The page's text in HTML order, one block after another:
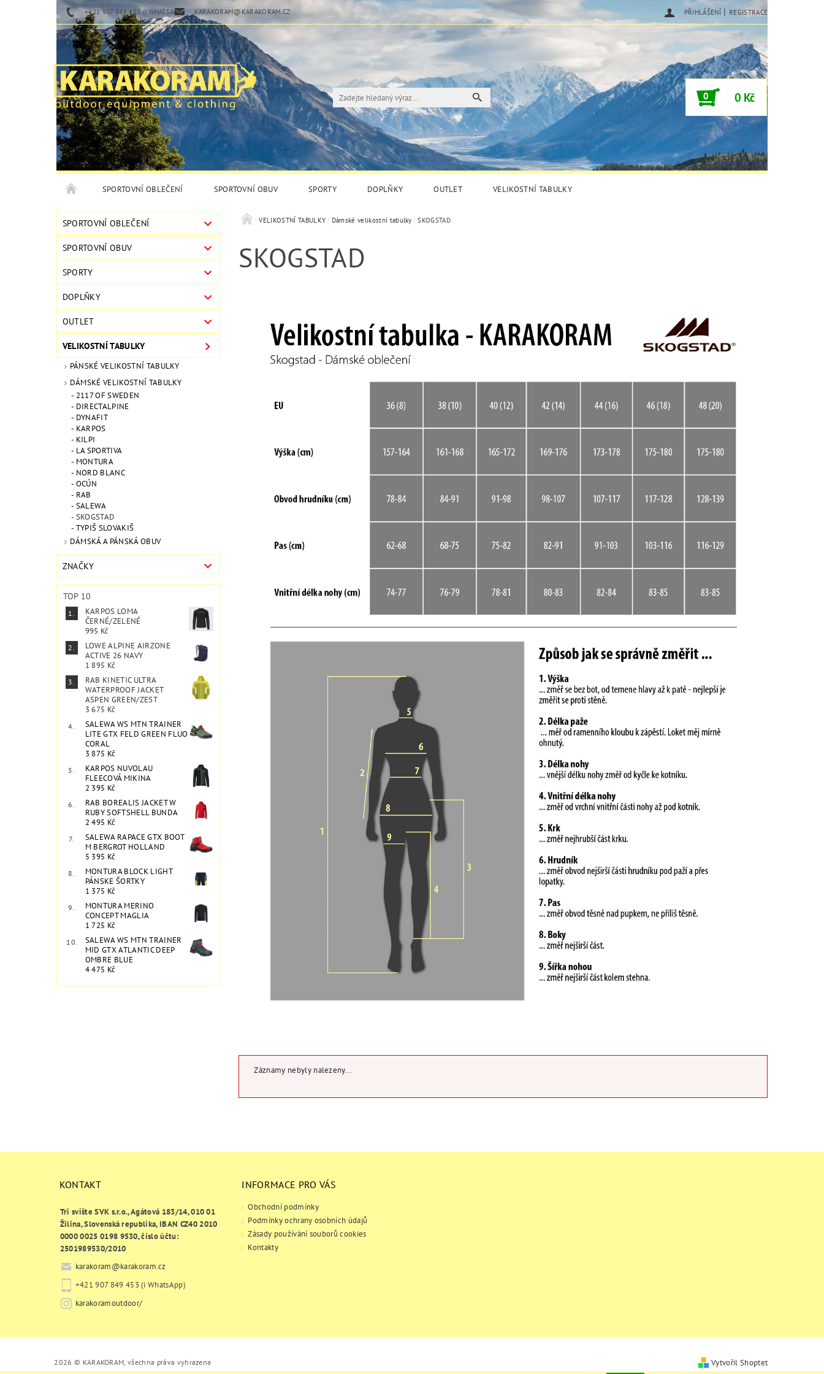
+421 907 849 453 (I WHATSAPP) KARAKORAM@KARAKORAM.CZ PŘIHLÁŠENÍ | REGISTRACE
0 0 Kč
SPORTOVNÍ OBLEČENÍ SPORTOVNÍ OBUV SPORTY DOPLŇKY OUTLET VELIKOSTNÍ TABULKY
SPORTOVNÍ OBLEČENÍ
SPORTOVNÍ OBUV
SPORTY
DOPLŇKY
OUTLET
VELIKOSTNÍ TABULKY
PÁNSKÉ VELIKOSTNÍ TABULKY
DÁMSKÉ VELIKOSTNÍ TABULKY
2117 OF SWEDEN
DIRECTALPINE
DYNAFIT
KARPOS
KILPI
LA SPORTIVA
MONTURA
NORD BLANC
OCÚN
RAB
SALEWA
SKOGSTAD
TYPIŠ SLOVAKIŠ
DÁMSKÁ A PÁNSKÁ OBUV
ZNAČKY
TOP 10
KARPOS LOMA
ČERNÉ/ZELENÉ
995 Kč
LOWE ALPINE AIRZONE
ACTIVE 26 NAVY
1 895 Kč
RAB KINETIC ULTRA
WATERPROOF JACKET
ASPEN GREEN/ZEST
3 675 Kč
SALEWA WS MTN TRAINER
LITE GTX FELD GREEN FLUO
CORAL
3 875 Kč
KARPOS NUVOLAU
FLEECOVÁ MIKINA
2 395 Kč
RAB BOREALIS JACKET W
RUBY SOFTSHELL BUNDA
2 495 Kč
SALEWA RAPACE GTX BOOT
M BERGROT HOLLAND
5 395 Kč
MONTURA BLOCK LIGHT
PÁNSKE ŠORTKY
1 375 Kč
MONTURA MERINO
CONCEPT MAGLIA
1 725 Kč
SALEWA WS MTN TRAINER
MID GTX ATLANTIC DEEP
OMBRE BLUE
4 475 Kč
VELIKOSTNÍ TABULKY Dámské velikostní tabulky SKOGSTAD
SKOGSTAD
Záznamy nebyly nalezeny...
KONTAKT
Tri svište SVK s.r.o., Agátová 183/14, 010 01
Žilina, Slovenská republika, IBAN CZ40 2010
0000 0025 0198 9530, číslo účtu:
2501989530/2010
karakoram@karakoram.cz
+421 907 849 453 (i WhatsApp)
karakoramoutdoor/
INFORMACE PRO VÁS
Obchodní podmínky
Podmínky ochrany osobních údajů
Zásady používání souborů cookies
Kontakty
2026 © KARAKORAM, všechna práva vyhrazena Vytvořil Shoptet